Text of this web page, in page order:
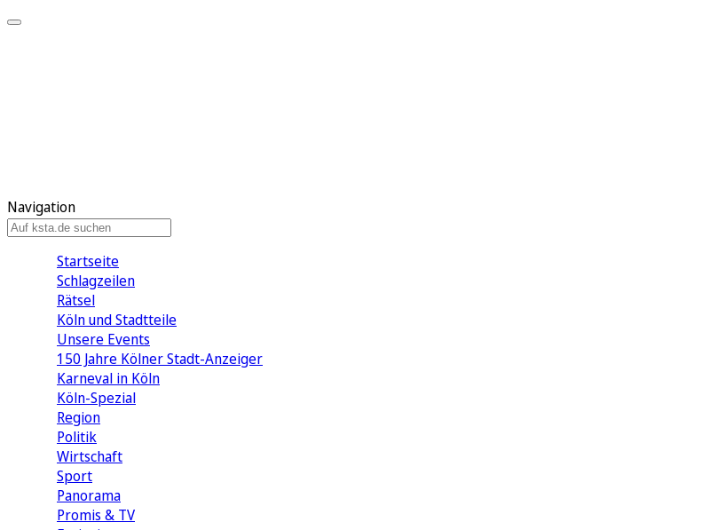
Navigation
Startseite
Schlagzeilen
Rätsel
Köln und Stadtteile
Unsere Events
150 Jahre Kölner Stadt-Anzeiger
Karneval in Köln
Köln-Spezial
Region
Politik
Wirtschaft
Sport
Panorama
Promis & TV